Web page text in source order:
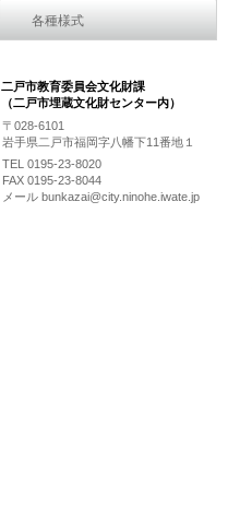
各種様式
二戸市教育委員会文化財課
（二戸市埋蔵文化財センター内）
〒028-6101
岩手県二戸市福岡字八幡下11番地１
TEL 0195-23-8020
FAX 0195-23-8044
メール bunkazai@city.ninohe.iwate.jp